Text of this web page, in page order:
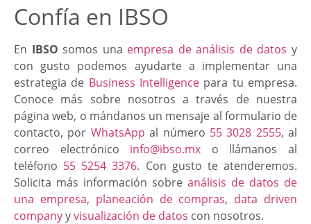
Confía en IBSO
En IBSO somos una empresa de análisis de datos y
con gusto podemos ayudarte a implementar una
estrategia de Business Intelligence para tu empresa.
Conoce más sobre nosotros a través de nuestra
página web, o mándanos un mensaje al formulario de
contacto, por WhatsApp al número 55 3028 2555, al
correo electrónico info@ibso.mx o llámanos al
teléfono 55 5254 3376. Con gusto te atenderemos.
Solicita más información sobre análisis de datos de
una empresa, planeación de compras, data driven
companyyvisualización de datos con nosotros.